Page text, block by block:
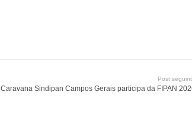
Post
Caravana Sindipan Campos Gerais participa da FIPAN